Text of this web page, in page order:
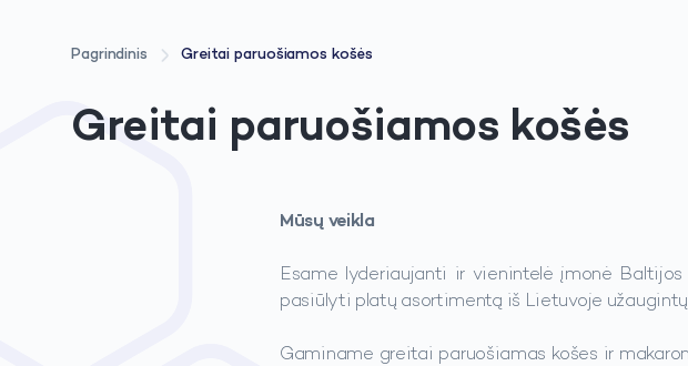
Pagrindinis Greitai paruošiamos košės
Greitai paruošiamos košės
Mūsų veikla
Esame lyderiaujanti ir vienintelė įmonė
pasiūlyti platų asortimentą iš Lietuvoje užaugintų
Gaminame greitai paruošiamas košes ir